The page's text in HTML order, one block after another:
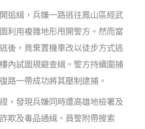
追緝，兵嫌一路逃往鳳山區經武
利用複雜地形甩開警方。然而當
後，竟棄置機車改以徒步方式逃
內試圖規避查緝。警方持續圍捕
路一帶成功將其壓制逮捕。
，發現兵嫌同時遭高雄地檢署及
欺及毒品通緝。員警附帶搜索